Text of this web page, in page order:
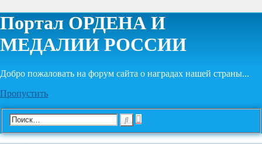
Портал ОРДЕНА И
МЕДАЛИИ РОССИИ
Добро пожаловать на форум сайта о наградах нашей страны...
Пропустить
Расширенный